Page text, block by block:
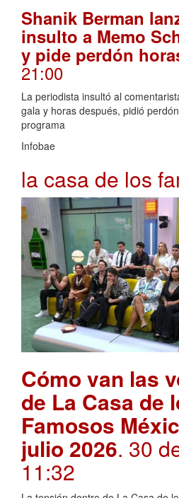
Shanik Berman
insulto a Memo
y pide perdón
21:00
La periodista insultó al
gala y horas después, pidió
programa
Infobae
la casa de los
Cómo van las
de La Casa de
Famosos
julio 2026. 30
11:32